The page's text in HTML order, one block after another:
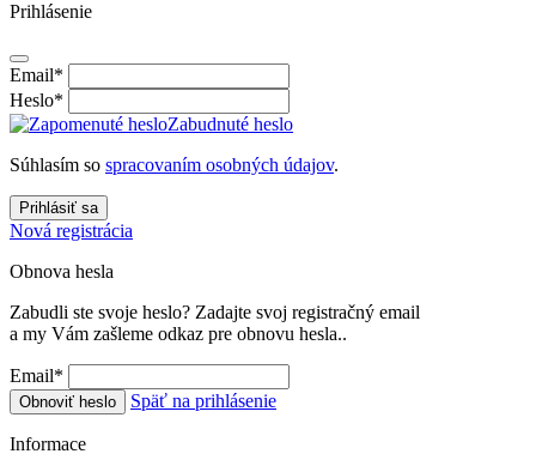
Prihlásenie
Email*
Heslo*
Zabudnuté heslo
Súhlasím so spracovaním osobných údajov.
Prihlásiť sa
Nová registrácia
Obnova hesla
Zabudli ste svoje heslo? Zadajte svoj registračný email
a my Vám zašleme odkaz pre obnovu hesla..
Email*
Obnoviť heslo Späť na prihlásenie
Informace